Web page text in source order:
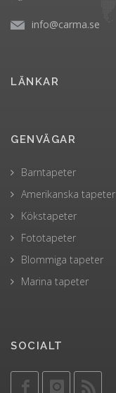
info@carma.se
LÄNKAR
GENVÄGAR
Barntapeter
Amerikanska tapeter
Kökstapeter
Fototapeter
Blommiga tapeter
Marina tapeter
SOCIALT